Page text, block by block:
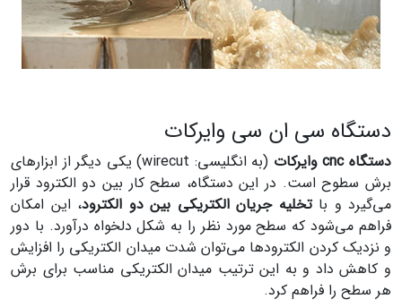
دستگاه سی ان سی وایرکات
دستگاه cnc وایرکات
(به انگلیسی: wirecut) یکی دیگر از ابزارهای
برش سطوح است. در این دستگاه، سطح کار بین دو الکترود قرار
می‌گیرد و باتخلیه جریان الکتریکی بین دو الکترود، این امکان
فراهم می‌شود که سطح مورد نظر را به شکل دلخواه درآورد. با دور
و نزدیک کردن الکترودها می‌توان شدت میدان الکتریکی را افزایش
و کاهش داد و به این ترتیب میدان الکتریکی مناسب برای برش
هر سطح را فراهم کرد.